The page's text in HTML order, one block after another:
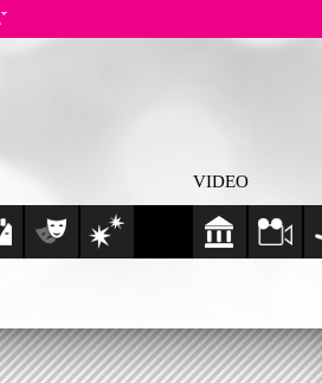
VIDEO